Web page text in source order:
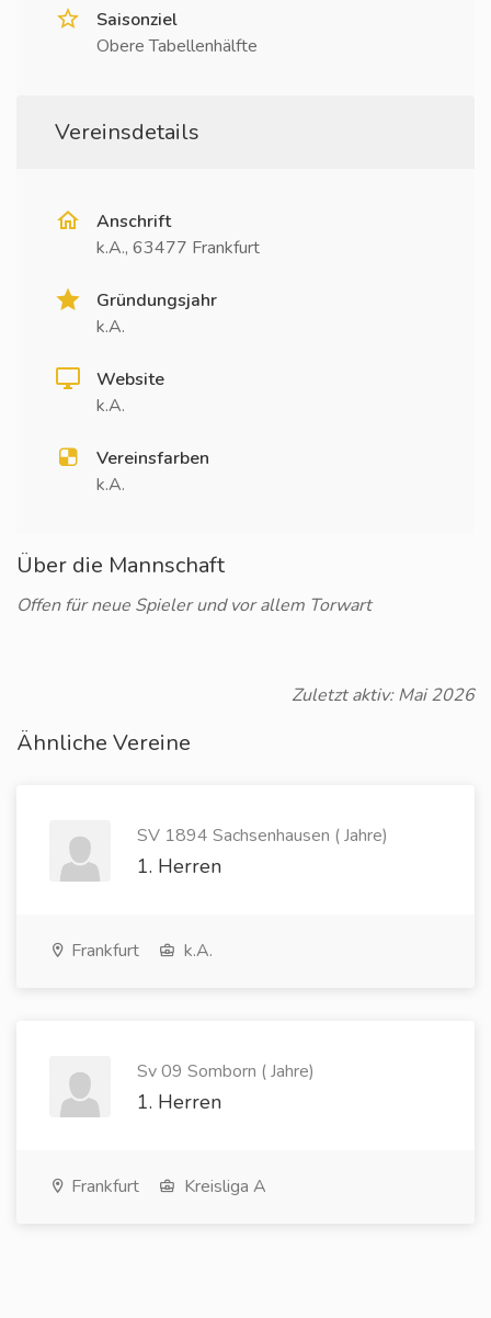
Saisonziel
Obere Tabellenhälfte
Vereinsdetails
Anschrift
k.A., 63477 Frankfurt
Gründungsjahr
k.A.
Website
k.A.
Vereinsfarben
k.A.
Über die Mannschaft
Offen für neue Spieler und vor allem Torwart
Zuletzt aktiv: Mai 2026
Ähnliche Vereine
SV 1894 Sachsenhausen ( Jahre)
1. Herren
Frankfurt k.A.
Sv 09 Somborn ( Jahre)
1. Herren
Frankfurt Kreisliga A